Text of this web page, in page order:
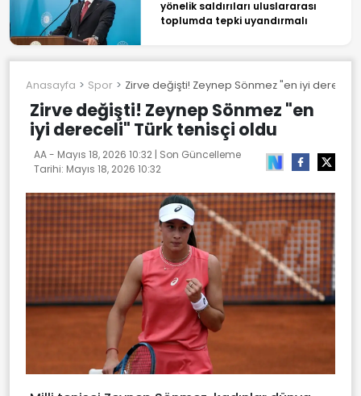
yönelik saldırıları uluslararası
toplumda tepki uyandırmalı
Anasayfa Spor Zirve değişti! Zeynep Sönmez "en iyi
Zirve değişti! Zeynep Sönmez "en
iyi dereceli" Türk tenisçi oldu
AA - Mayıs 18, 2026 10:32 | Son Güncelleme
Tarihi: Mayıs 18, 2026 10:32